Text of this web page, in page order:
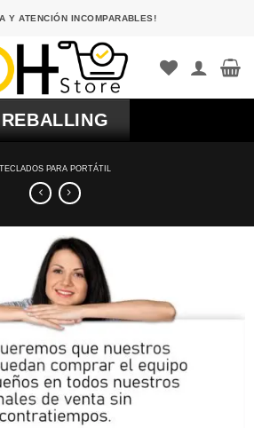
Y ATENCIÓN INCOMPARABLES!
REBALLING
TECLADOS PARA PORTÁTIL